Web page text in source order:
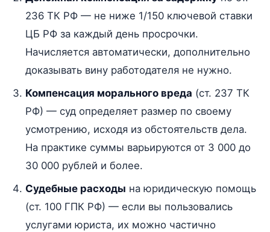
236 ТК РФ — не ниже 1/150 ключевой ставки
ЦБ РФ за каждый день просрочки.
Начисляется автоматически, дополнительно
доказывать вину работодателя не нужно.
Компенсация морального вреда (ст. 237 ТК
РФ) — суд определяет размер по своему
усмотрению, исходя из обстоятельств дела.
На практике суммы варьируются от 3 000 до
30 000 рублей и более.
Судебные расходы на юридическую помощь
(ст. 100 ГПК РФ) — если вы пользовались
услугами юриста, их можно частично